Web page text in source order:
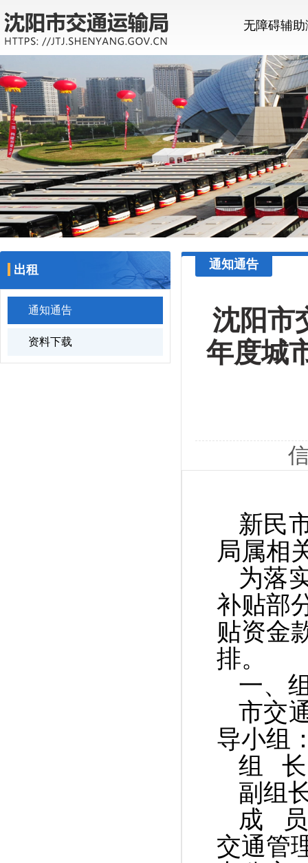
无障碍辅
出租
通知通告
资料下载
通知通告
沈阳市
年度城
新民
局属相
为落
补贴部
贴资金
排。
一、
市交
导小组
组
副组
成
交通管